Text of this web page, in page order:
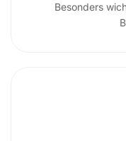
Besonders